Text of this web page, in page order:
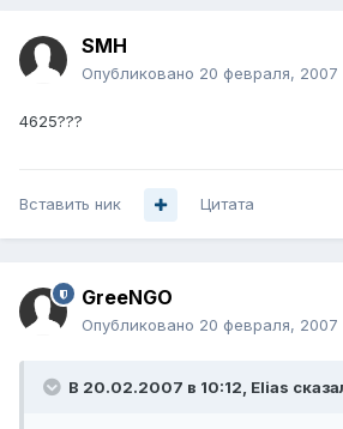
SMH
Опубликовано 20 февраля, 2007
4625???
Вставить ник Цитата
GreeNGO
Опубликовано 20 февраля, 2007
В 20.02.2007 в 10:12, Elias